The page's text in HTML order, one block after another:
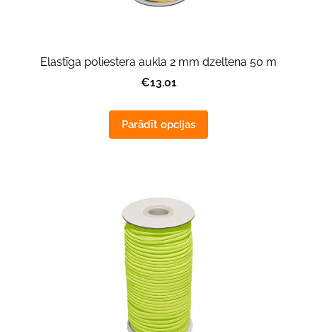
Elastīga poliestera aukla 2 mm dzeltena 50 m
€13.01
Parādīt opcijas